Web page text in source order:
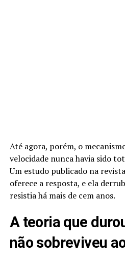
Até agora, porém, o
velocidade nunca havia sido
Um estudo publicado na
oferece a resposta, e ela
resistia há mais de cem anos.
A teoria que
não sobreviveu